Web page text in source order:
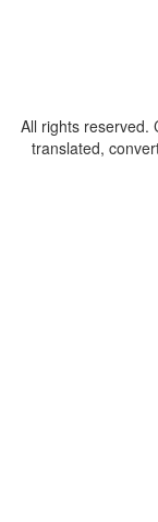
All rights reserved.
translated,